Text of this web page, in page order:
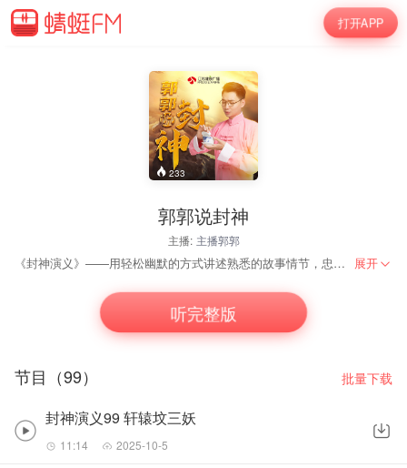
打开APP
233
郭郭说封神
主播: 主播郭郭
《封神演义》——用轻松幽默的方式讲述熟悉的故事情节，忠于原著，演绎新篇 展开
听完整版
节目（99） 批量下载
封神演义99 轩辕坟三妖
11:14 2025-10-5